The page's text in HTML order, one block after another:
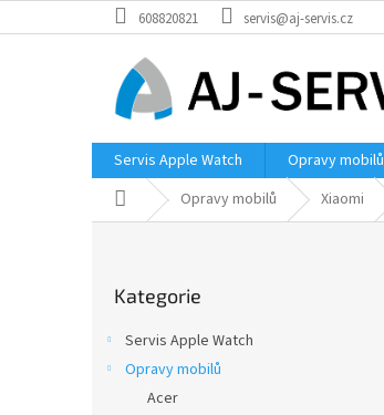
na
608820821 servis@aj-servis.cz
Servis Apple Watch Opravy mobilů
Domů Opravy mobilů Xiaomi
kategorie
Kategorie
Servis Apple Watch
Opravy mobilů
Acer